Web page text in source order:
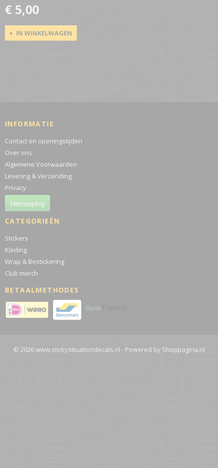
€ 5,00
IN WINKELWAGEN
INFORMATIE
Contact en openingstijden
Over ons
Algemene Voorwaarden
Levering & Verzending
Privacy
Herroeping
CATEGORIEËN
Stickers
Kleding
Wrap & Bestickering
Club merch
BETAALMETHODES
© 2026 www.stickysituationdecals.nl - Powered by Shoppagina.nl